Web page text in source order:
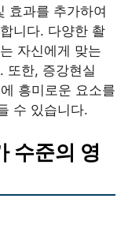
효과를 추가하여
니다. 다양한 촬
자신에게 맞는
또한, 증강현실
흥미로운 요소를
수 있습니다.
수준의 영